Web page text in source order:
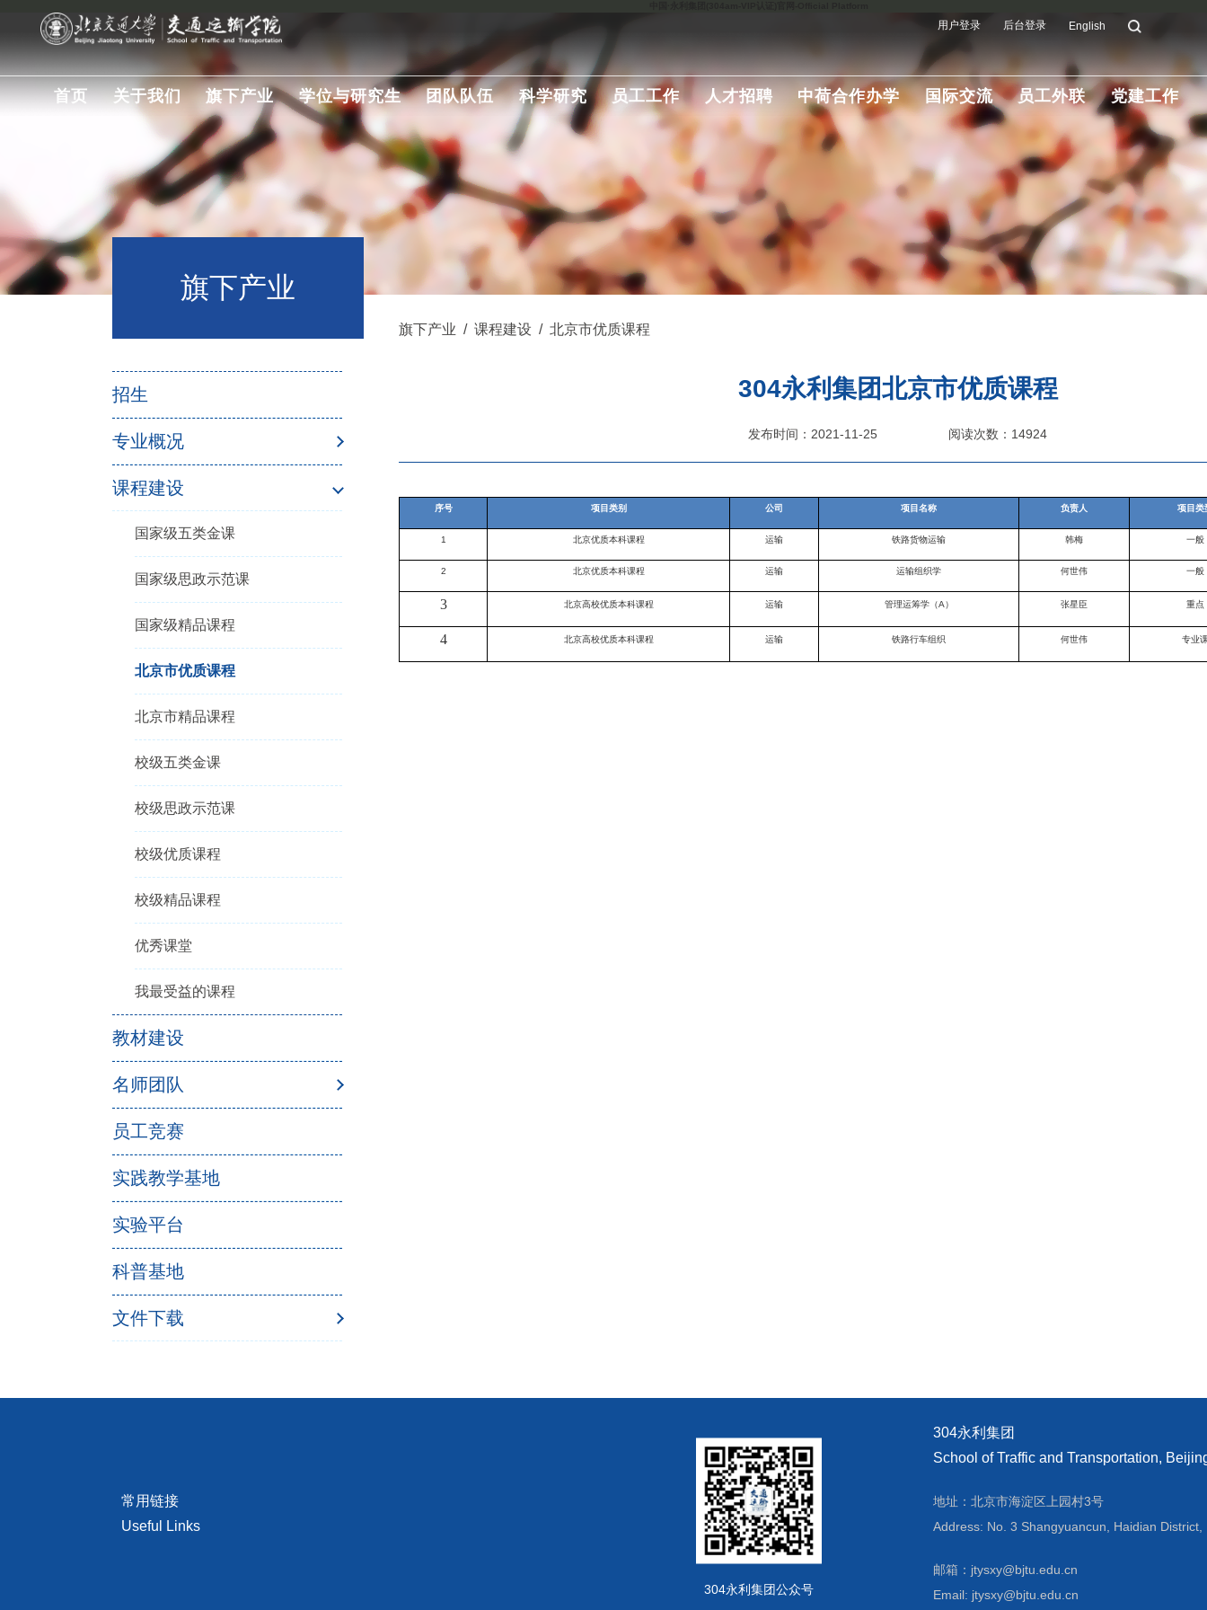
首页 关于我们 旗下产业 学位与研究生 团队队伍 科学研究 员工工作 人才招聘 中荷合作办学 国际交流 员工外联 党建工作
用户登录 后台登录 English
旗下产业
招生
专业概况
课程建设
国家级五类金课
国家级思政示范课
国家级精品课程
北京市优质课程
北京市精品课程
校级五类金课
校级思政示范课
校级优质课程
校级精品课程
优秀课堂
我最受益的课程
教材建设
名师团队
员工竞赛
实践教学基地
实验平台
科普基地
文件下载
旗下产业 / 课程建设 / 北京市优质课程
304永利集团北京市优质课程
发布时间：2021-11-25 阅读次数：14924
序号 项目类别 公司 项目名称 负责人 项目类
1 北京优质本科课程 运输 铁路货物运输 韩梅 一般
2 北京优质本科课程 运输 运输组织学 何世伟 一般
3 北京高校优质本科课程 运输 管理运筹学（A） 张星臣 重点
4 北京高校优质本科课程 运输 铁路行车组织 何世伟 专业
常用链接
Useful Links
304永利集团公众号
304永利集团
School of Traffic and Transportation,
地址：北京市海淀区上园村3号
Address: No. 3 Shangyuancun, Haidian District,
邮箱：jtysxy@bjtu.edu.cn
Email: jtysxy@bjtu.edu.cn